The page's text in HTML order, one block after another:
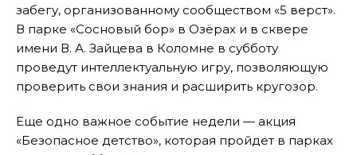
забегу, организованному сообществом «5 верст».
В парке «Сосновый бор» в Озёрах и в сквере
имени В. А. Зайцева в Коломне в субботу
проведут интеллектуальную игру, позволяющую
проверить свои знания и расширить кругозор.
Еще одно важное событие недели — акция
«Безопасное детство», которая пройдет в парках